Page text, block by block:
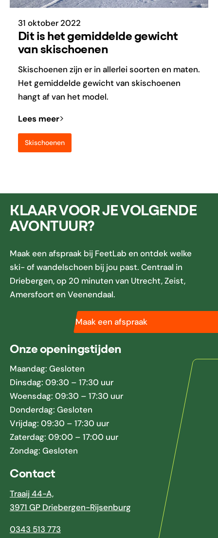
31 oktober 2022
Dit is het gemiddelde gewicht
van skischoenen
Skischoenen zijn er in allerlei soorten en maten.
Het gemiddelde gewicht van skischoenen
hangt af van het model.
Lees meer
Skischoenen
KLAAR VOOR JE VOLGENDE
AVONTUUR?
Maak een afspraak bij FeetLab en ontdek welke
ski- of wandelschoen bij jou past. Centraal in
Driebergen, op 20 minuten van Utrecht, Zeist,
Amersfoort en Veenendaal.
Maak een afspraak
Onze openingstijden
Maandag: Gesloten
Dinsdag: 09:30 – 17:30 uur
Woensdag: 09:30 – 17:30 uur
Donderdag: Gesloten
Vrijdag: 09:30 – 17:30 uur
Zaterdag: 09:00 – 17:00 uur
Zondag: Gesloten
Contact
Traaij 44-A,
3971 GP Driebergen-Rijsenburg
0343 513 773